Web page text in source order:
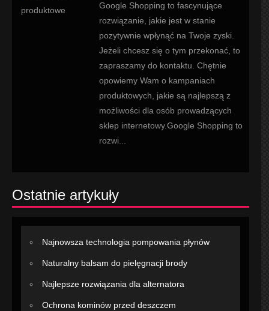
Google Shopping to fascynujące
rozwiązanie, jakie jest w stanie
pozytywnie wpłynąć na Twoje zyski.
Jeżeli chcesz się o tym przekonać, to
zapraszamy do kontaktu. Chętnie
opowiemy Wam o kampaniach
produktowych, jakie są najlepszą z
możliwości dla osób prowadzących
sklep internetowy.Google Shopping to
rozwi...
Ostatnie artykuły
Najnowsza technologia pompowania płynów
Naturalny balsam do pielęgnacji brody
Najlepsze rozwiązania dla alternatora
Ochrona kominów przed deszczem